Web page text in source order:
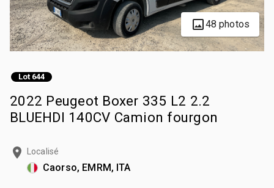
48 photos
Lot 644
2022 Peugeot Boxer 335 L2 2.2
BLUEHDI 140CV Camion fourgon
Localisé
Caorso, EMRM, ITA